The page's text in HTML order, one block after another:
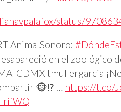
status/
AnimalSonoro:
en el zoológico
tmullergarcia
🐵⁉️ … https://t.co/